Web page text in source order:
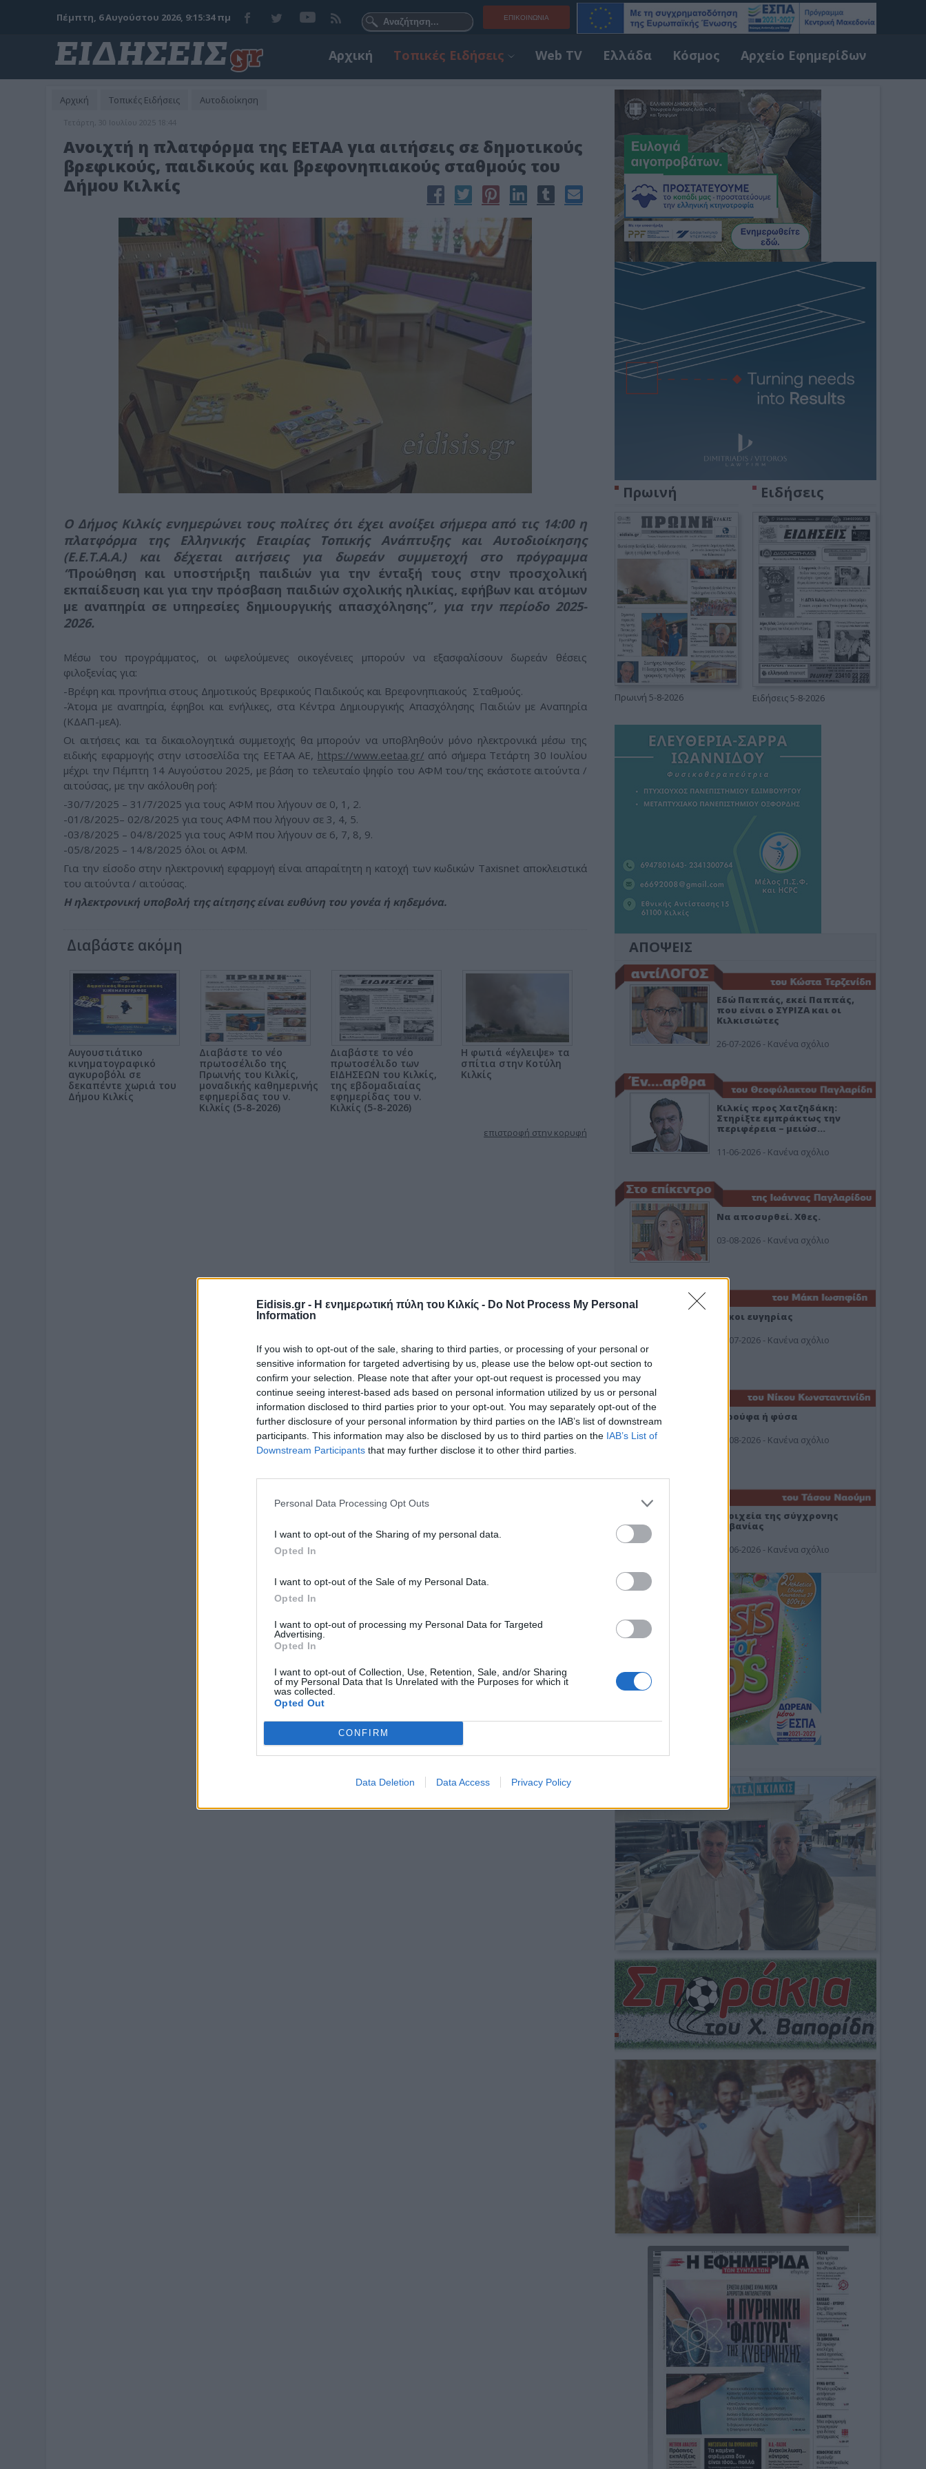
Eidisis.gr - Η ενημερωτική πύλη του Κιλκίς - Do Not Process My Personal
Information
If you wish to opt-out of the sale, sharing to third parties, or processing of your personal or
sensitive information for targeted advertising by us, please use the below opt-out section to
confirm your selection. Please note that after your opt-out request is processed you may
continue seeing interest-based ads based on personal information utilized by us or personal
information disclosed to third parties prior to your opt-out. You may separately opt-out of the
further disclosure of your personal information by third parties on the IAB’s list of downstream
participants. This information may also be disclosed by us to third parties on the IAB’s List of
Downstream Participants that may further disclose it to other third parties.
Personal Data Processing Opt Outs
I want to opt-out of the Sharing of my personal data.
Opted In
I want to opt-out of the Sale of my Personal Data.
Opted In
I want to opt-out of processing my Personal Data for Targeted
Advertising.
Opted In
I want to opt-out of Collection, Use, Retention, Sale, and/or Sharing
of my Personal Data that Is Unrelated with the Purposes for which it
was collected.
Opted Out
CONFIRM
Data Deletion Data Access Privacy Policy
ΕΠΙΚΟΙΝΩΝΊΑ
Πέμπτη, 6 Αυγούστου 2026, 9:15:36 πμ
Αρχική Τοπικές Ειδήσεις Web TV Ελλάδα Κόσμος Αρχείο Εφημερίδων
Αρχική Τοπικές Ειδήσεις Αυτοδιοίκηση
Τετάρτη, 30 Ιουλίου 2025 18:44
Ανοιχτή η πλατφόρμα της ΕΕΤΑΑ για αιτήσεις σε δημοτικούς
βρεφικούς, παιδικούς και βρεφονηπιακούς σταθμούς του
Δήμου Κιλκίς
Ο Δήμος Κιλκίς ενημερώνει τους πολίτες ότι έχει ανοίξει σήμερα από τις 14:00 η
πλατφόρμα της Ελληνικής Εταιρίας Τοπικής Ανάπτυξης και Αυτοδιοίκησης
(Ε.Ε.Τ.Α.Α.) και δέχεται αιτήσεις για δωρεάν συμμετοχή στο πρόγραμμα
‘’Προώθηση και υποστήριξη παιδιών για την ένταξή τους στην προσχολική
εκπαίδευση και για την πρόσβαση παιδιών σχολικής ηλικίας, εφήβων και ατόμων
με αναπηρία σε υπηρεσίες δημιουργικής απασχόλησης’’, για την περίοδο 2025-
2026.
Μέσω του προγράμματος, οι ωφελούμενες οικογένειες μπορούν να εξασφαλίσουν δωρεάν θέσεις
φιλοξενίας για:
-Βρέφη και προνήπια στους Δημοτικούς Βρεφικούς Παιδικούς και Βρεφονηπιακούς Σταθμούς.
-Άτομα με αναπηρία, έφηβοι και ενήλικες, στα Κέντρα Δημιουργικής Απασχόλησης Παιδιών με Αναπηρία
(ΚΔΑΠ-μεΑ).
Οι αιτήσεις και τα δικαιολογητικά συμμετοχής θα μπορούν να υποβληθούν μόνο ηλεκτρονικά μέσω της
ειδικής εφαρμογής στην ιστοσελίδα της ΕΕΤΑΑ ΑΕ, https://www.eetaa.gr/ από σήμερα Τετάρτη 30 Ιουλίου
μέχρι την Πέμπτη 14 Αυγούστου 2025, με βάση το τελευταίο ψηφίο του ΑΦΜ του/της εκάστοτε αιτούντα /
αιτούσας, με την ακόλουθη ροή:
-30/7/2025 – 31/7/2025 για τους ΑΦΜ που λήγουν σε 0, 1, 2.
-01/8/2025– 02/8/2025 για τους ΑΦΜ που λήγουν σε 3, 4, 5.
-03/8/2025 – 04/8/2025 για τους ΑΦΜ που λήγουν σε 6, 7, 8, 9.
-05/8/2025 – 14/8/2025 όλοι οι ΑΦΜ.
Για την είσοδο στην ηλεκτρονική εφαρμογή είναι απαραίτητη η κατοχή των κωδικών Taxisnet αποκλειστικά
του αιτούντα / αιτούσας.
Η ηλεκτρονική υποβολή της αίτησης είναι ευθύνη του γονέα ή κηδεμόνα.
Διαβάστε ακόμη
Αυγουστιάτικο
κινηματογραφικό
αγκυροβόλι σε
δεκαπέντε χωριά του
Δήμου Κιλκίς
Διαβάστε το νέο
πρωτοσέλιδο της
Πρωινής του Κιλκίς,
μοναδικής καθημερινής
εφημερίδας του ν.
Κιλκίς (5-8-2026)
Διαβάστε το νέο
πρωτοσέλιδο των
ΕΙΔΗΣΕΩΝ του Κιλκίς,
της εβδομαδιαίας
εφημερίδας του ν.
Κιλκίς (5-8-2026)
Η φωτιά «έγλειψε» τα
σπίτια στην Κοτύλη
Κιλκίς
επιστροφή στην κορυφή
Πρωινή
Πρωινή 5-8-2026
Ειδήσεις
Ειδήσεις 5-8-2026
ΑΠΟΨΕΙΣ
Εδώ Παππάς, εκεί Παππάς,
που είναι ο ΣΥΡΙΖΑ και οι
Κιλκισιώτες
26-07-2026 - Κανένα σχόλιο
Κιλκίς προς Χατζηδάκη:
Στηρίξτε εμπράκτως την
περιφέρεια – μειώσ…
11-06-2026 - Κανένα σχόλιο
Να αποσυρθεί. Χθες.
03-08-2026 - Κανένα σχόλιο
Οίκοι ευγηρίας
24-07-2026 - Κανένα σχόλιο
Ή ρούφα ή φύσα
03-08-2026 - Κανένα σχόλιο
Στοιχεία της σύγχρονης
Αλβανίας
19-06-2026 - Κανένα σχόλιο
Φωτοσχόλιο